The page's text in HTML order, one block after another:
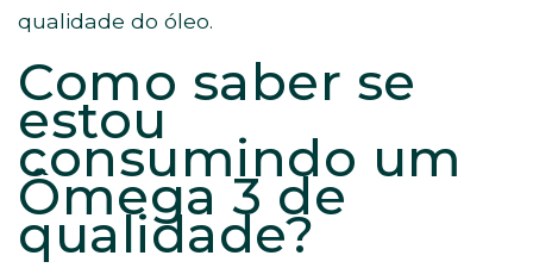
qualidade do óleo.
Como saber se
estou
consumindo um
Ômega 3 de
qualidade?